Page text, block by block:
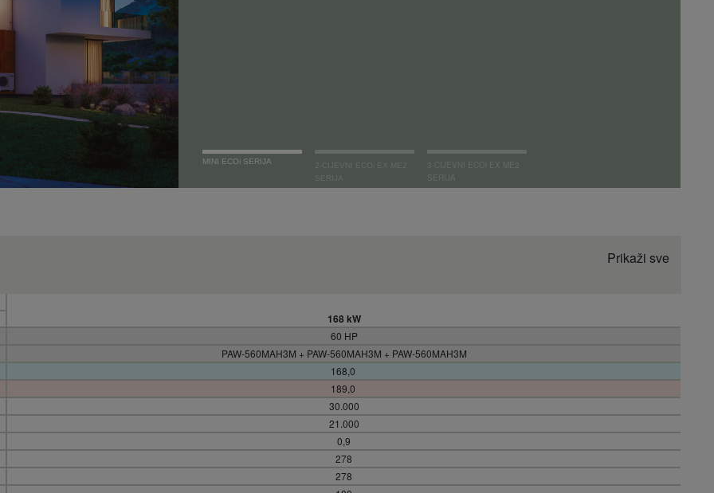
MINI ECOi SERIJA
2-CIJEVNI ECOi EX ME2
SERIJA
3-CIJEVNI ECOi EX ME2
SERIJA
Prikaži sve
168 kW
60 HP
PAW-560MAH3M + PAW-560MAH3M + PAW-560MAH3M
168,0
189,0
30.000
21.000
0,9
278
278